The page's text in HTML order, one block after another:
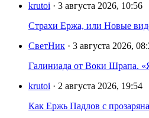
krutoi · 3 августа 2026, 10:56
Страхи Ержа, или Новые
СветНик · 3 августа 2026,
Галиниада от Воки Шрапа.
krutoi · 2 августа 2026, 19:54
Как Ержь Падлов с